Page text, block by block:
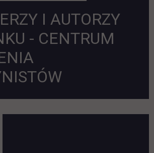
I AUTORZY
- CENTRUM